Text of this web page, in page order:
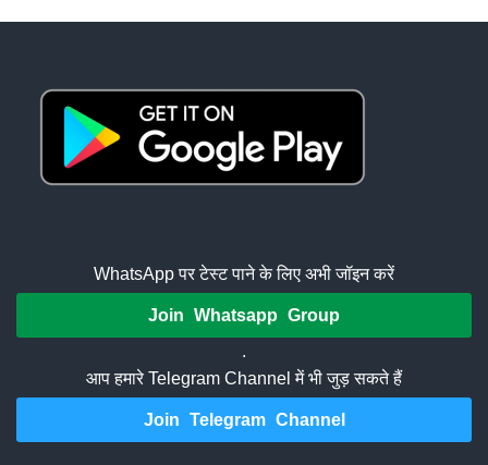
WhatsApp पर टेस्ट पाने के लिए अभी जॉइन करें
Join Whatsapp Group
.
आप हमारे Telegram Channel में भी जुड़ सकते हैं
Join Telegram Channel